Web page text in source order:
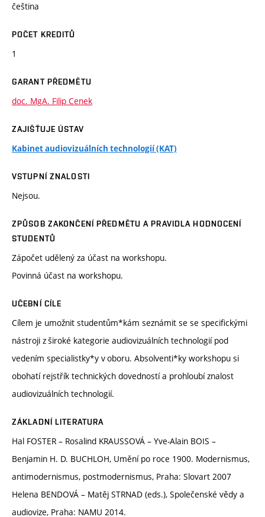
čeština
POČET KREDITŮ
1
GARANT PŘEDMĚTU
doc. MgA. Filip Cenek
ZAJIŠŤUJE ÚSTAV
Kabinet audiovizuálních technologií (KAT)
VSTUPNÍ ZNALOSTI
Nejsou.
ZPŮSOB ZAKONČENÍ PŘEDMĚTU A PRAVIDLA HODNOCENÍ
STUDENTŮ
Zápočet udělený za účast na workshopu.
Povinná účast na workshopu.
UČEBNÍ CÍLE
Cílem je umožnit studentům*kám seznámit se se specifickými
nástroji z široké kategorie audiovizuálních technologií pod
vedením specialistky*y v oboru. Absolventi*ky workshopu si
obohatí rejstřík technických dovedností a prohloubí znalost
audiovizuálních technologií.
ZÁKLADNÍ LITERATURA
Hal FOSTER – Rosalind KRAUSSOVÁ – Yve-Alain BOIS –
Benjamin H. D. BUCHLOH, Umění po roce 1900. Modernismus,
antimodernismus, postmodernismus, Praha: Slovart 2007
Helena BENDOVÁ – Matěj STRNAD (eds.), Společenské vědy a
audiovize, Praha: NAMU 2014.